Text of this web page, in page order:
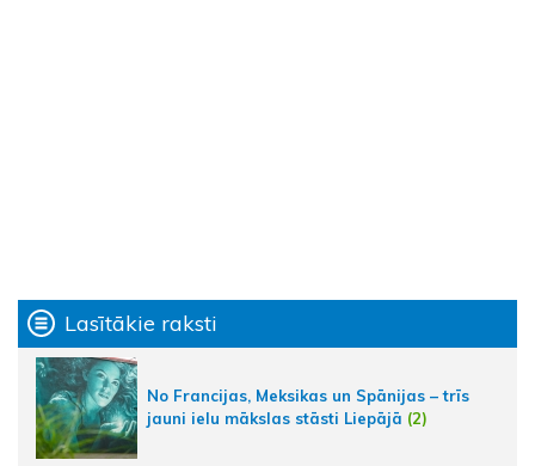
Lasītākie raksti
No Francijas, Meksikas un Spānijas – trīs
jauni ielu mākslas stāsti Liepājā (2)